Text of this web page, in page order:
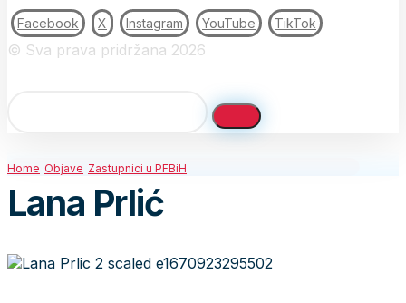
Facebook X Instagram YouTube TikTok
© Sva prava pridržana 2026
Home Objave Zastupnici u PFBiH
Lana Prlić